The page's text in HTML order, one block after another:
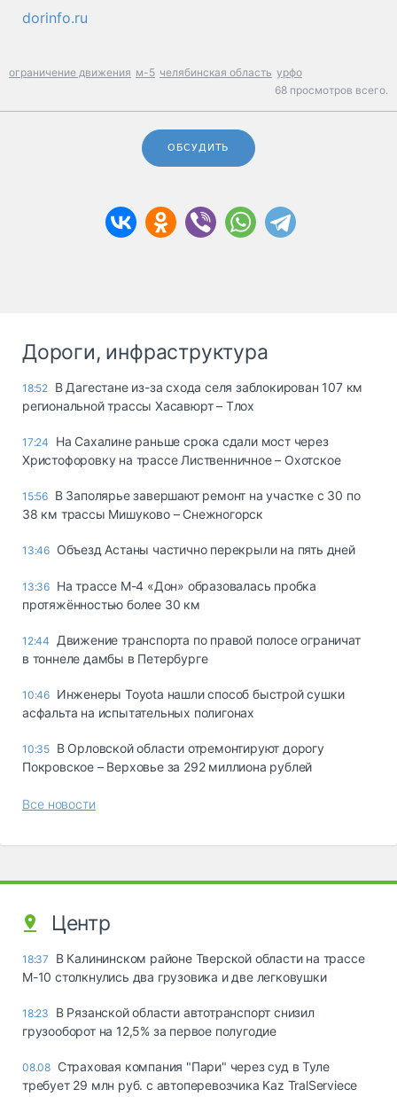
dorinfo.ru
ограничение движения м-5 челябинская область урфо
68 просмотров всего.
ОБСУДИТЬ
Дороги, инфраструктура
18:52 В Дагестане из-за схода селя заблокирован 107 км
региональной трассы Хасавюрт – Тлох
17:24
На Сахалине раньше срока сдали мост через
Христофоровку на трассе Лиственничное – Охотское
15:56 В Заполярье завершают ремонт на участке с 30 по
38 км трассы Мишуково – Снежногорск
13:46 Объезд Астаны частично перекрыли на пять дней
13:36 На трассе М-4 «Дон» образовалась пробка
протяжённостью более 30 км
12:44
Движение транспорта по правой полосе ограничат
в тоннеле дамбы в Петербурге
10:46 Инженеры Toyota нашли способ быстрой сушки
асфальта на испытательных полигонах
10:35 В Орловской области отремонтируют дорогу
Покровское – Верховье за 292 миллиона рублей
Все новости
Центр
18:37
В Калининском районе Тверской области на трассе
М-10 столкнулись два грузовика и две легковушки
18:23
В Рязанской области автотранспорт снизил
грузооборот на 12,5% за первое полугодие
08.08 Страховая компания "Пари" через суд в Туле
требует 29 млн руб. с автоперевозчика Kaz TralServiece